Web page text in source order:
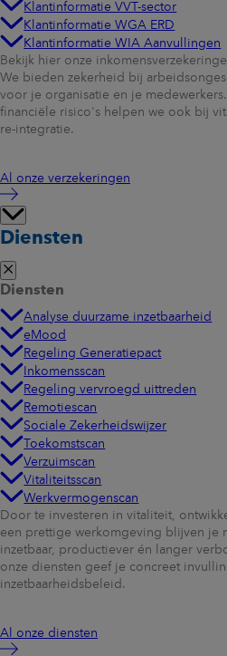
Klantinformatie VVT-sector
Klantinformatie WGA ERD
Klantinformatie WIA Aanvullingen
Bekijk hier onze
We bieden zekerheid bij
voor je organisatie en je
financiële risico's helpen we ook bij
re-integratie.
Al onze verzekeringen
Diensten
Diensten
Analyse duurzame inzetbaarheid
eMood
Regeling Generatiepact
Inkomensscan
Regeling vervroegd uittreden
Remotiescan
Sociale Zekerheidswijzer
Toekomstscan
Verzuimscan
Vitaliteitsscan
Werkvermogenscan
Door te investeren in vitaliteit,
een prettige werkomgeving blijven je
inzetbaar, productiever én langer
onze diensten geef je concreet
inzetbaarheidsbeleid.
Al onze diensten